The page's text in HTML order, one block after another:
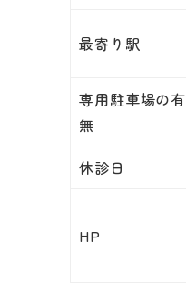
最寄り駅
専用駐車場の有
無
休診日
HP